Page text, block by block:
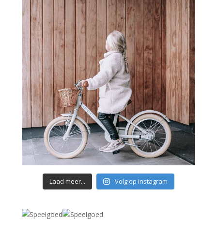
Laad meer... Volg op Instagram